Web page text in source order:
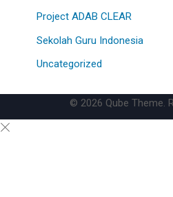
Project ADAB CLEAR
Sekolah Guru Indonesia
Uncategorized
© 2026 Qube Theme.